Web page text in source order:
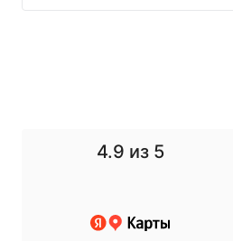
вяз(0)
4.9 из 5
просто супер!